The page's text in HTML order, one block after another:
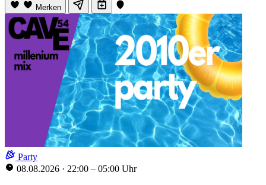
Merken
Party
08.08.2026 · 22:00 – 05:00 Uhr